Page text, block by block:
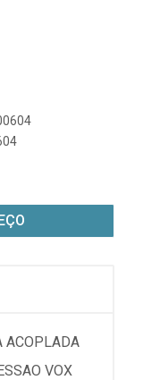
ACOPLADA
VOX